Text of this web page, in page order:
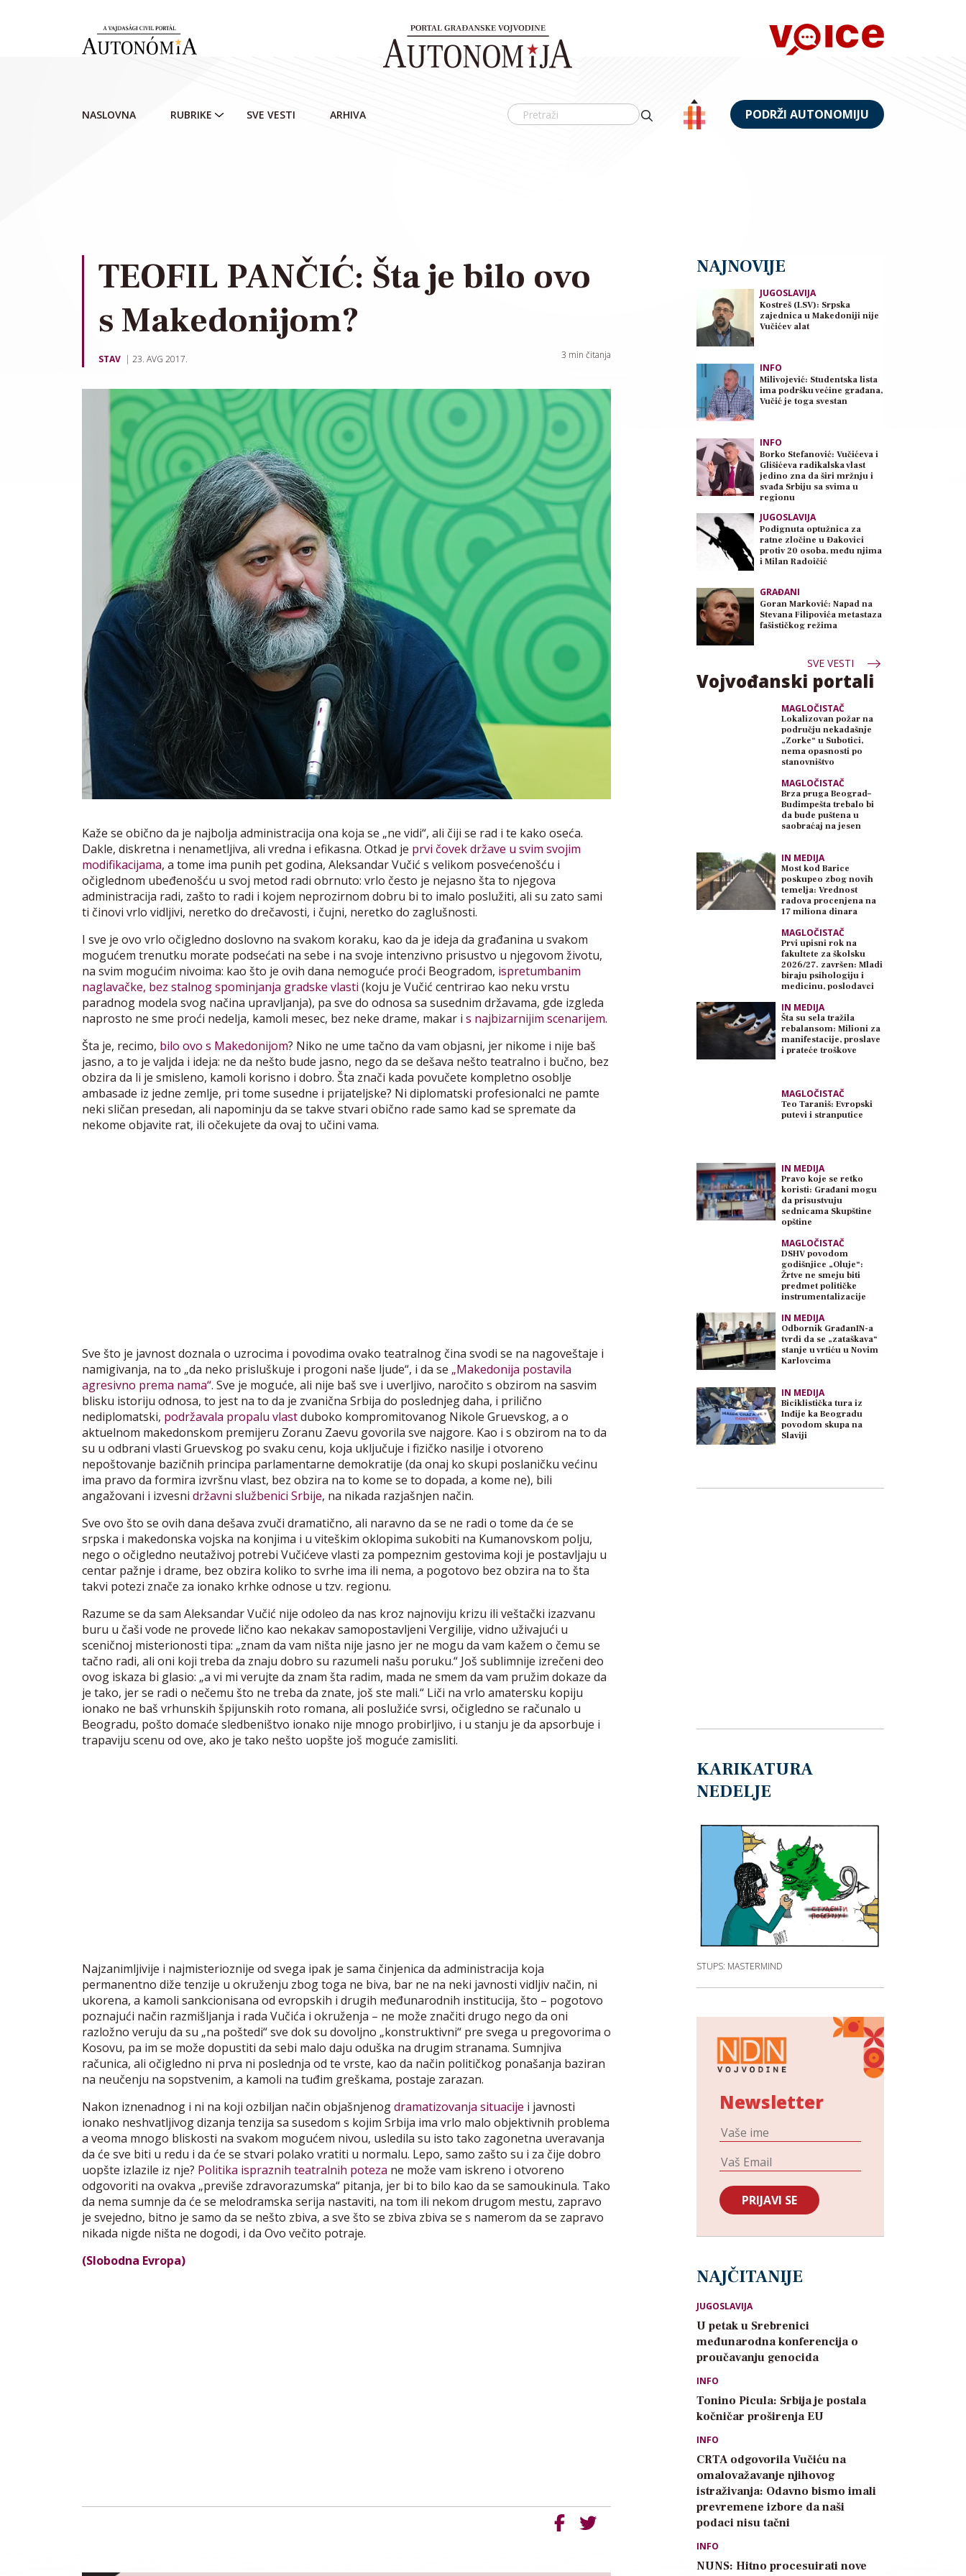
NASLOVNA RUBRIKE SVE VESTI ARHIVA PODRŽI AUTONOMIJU
TEOFIL PANČIĆ: Šta je bilo ovo
s Makedonijom?
STAV 23. AVG 2017. 3 min čitanja
Kaže se obično da je najbolja administracija ona koja se „ne vidi“, ali čiji se rad i te kako oseća.
Dakle, diskretna i nenametljiva, ali vredna i efikasna. Otkad je prvi čovek države u svim svojim
modifikacijama, a tome ima punih pet godina, Aleksandar Vučić s velikom posvećenošću i
očiglednom ubeđenošću u svoj metod radi obrnuto: vrlo često je nejasno šta to njegova
administracija radi, zašto to radi i kojem neprozirnom dobru bi to imalo poslužiti, ali su zato sami
ti činovi vrlo vidljivi, neretko do drečavosti, i čujni, neretko do zaglušnosti.
I sve je ovo vrlo očigledno doslovno na svakom koraku, kao da je ideja da građanina u svakom
mogućem trenutku morate podsećati na sebe i na svoje intenzivno prisustvo u njegovom životu,
na svim mogućim nivoima: kao što je ovih dana nemoguće proći Beogradom, ispretumbanim
naglavačke, bez stalnog spominjanja gradske vlasti (koju je Vučić centrirao kao neku vrstu
paradnog modela svog načina upravljanja), pa sve do odnosa sa susednim državama, gde izgleda
naprosto ne sme proći nedelja, kamoli mesec, bez neke drame, makar i s najbizarnijim scenarijem.
Šta je, recimo, bilo ovo s Makedonijom? Niko ne ume tačno da vam objasni, jer nikome i nije baš
jasno, a to je valjda i ideja: ne da nešto bude jasno, nego da se dešava nešto teatralno i bučno, bez
obzira da li je smisleno, kamoli korisno i dobro. Šta znači kada povučete kompletno osoblje
ambasade iz jedne zemlje, pri tome susedne i prijateljske? Ni diplomatski profesionalci ne pamte
neki sličan presedan, ali napominju da se takve stvari obično rade samo kad se spremate da
nekome objavite rat, ili očekujete da ovaj to učini vama.
Sve što je javnost doznala o uzrocima i povodima ovako teatralnog čina svodi se na nagoveštaje i
namigivanja, na to „da neko prisluškuje i progoni naše ljude“, i da se „Makedonija postavila
agresivno prema nama“. Sve je moguće, ali nije baš sve i uverljivo, naročito s obzirom na sasvim
blisku istoriju odnosa, to jest na to da je zvanična Srbija do poslednjeg daha, i prilično
nediplomatski, podržavala propalu vlastduboko kompromitovanog Nikole Gruevskog, a o
aktuelnom makedonskom premijeru Zoranu Zaevu govorila sve najgore. Kao i s obzirom na to da
su u odbrani vlasti Gruevskog po svaku cenu, koja uključuje i fizičko nasilje i otvoreno
nepoštovanje bazičnih principa parlamentarne demokratije (da onaj ko skupi poslaničku većinu
ima pravo da formira izvršnu vlast, bez obzira na to kome se to dopada, a kome ne), bili
angažovani i izvesni državni službenici Srbije, na nikada razjašnjen način.
Sve ovo što se ovih dana dešava zvuči dramatično, ali naravno da se ne radi o tome da će se
srpska i makedonska vojska na konjima i u viteškim oklopima sukobiti na Kumanovskom polju,
nego o očigledno neutaživoj potrebi Vučićeve vlasti za pompeznim gestovima koji je postavljaju u
centar pažnje i drame, bez obzira koliko to svrhe ima ili nema, a pogotovo bez obzira na to šta
takvi potezi znače za ionako krhke odnose u tzv. regionu.
Razume se da sam Aleksandar Vučić nije odoleo da nas kroz najnoviju krizu ili veštački izazvanu
buru u čaši vode ne provede lično kao nekakav samopostavljeni Vergilije, vidno uživajući u
sceničnoj misterionosti tipa: „znam da vam ništa nije jasno jer ne mogu da vam kažem o čemu se
tačno radi, ali oni koji treba da znaju dobro su razumeli našu poruku.“ Još sublimnije izrečeni deo
ovog iskaza bi glasio: „a vi mi verujte da znam šta radim, mada ne smem da vam pružim dokaze da
je tako, jer se radi o nečemu što ne treba da znate, još ste mali.“ Liči na vrlo amatersku kopiju
ionako ne baš vrhunskih špijunskih roto romana, ali poslužiće svrsi, očigledno se računalo u
Beogradu, pošto domaće sledbeništvo ionako nije mnogo probirljivo, i u stanju je da apsorbuje i
trapaviju scenu od ove, ako je tako nešto uopšte još moguće zamisliti.
Najzanimljivije i najmisterioznije od svega ipak je sama činjenica da administracija koja
permanentno diže tenzije u okruženju zbog toga ne biva, bar ne na neki javnosti vidljiv način, ni
ukorena, a kamoli sankcionisana od evropskih i drugih međunarodnih institucija, što – pogotovo
poznajući način razmišljanja i rada Vučića i okruženja – ne može značiti drugo nego da oni
razložno veruju da su „na poštedi“ sve dok su dovoljno „konstruktivni“ pre svega u pregovorima o
Kosovu, pa im se može dopustiti da sebi malo daju oduška na drugim stranama. Sumnjiva
računica, ali očigledno ni prva ni poslednja od te vrste, kao da način političkog ponašanja baziran
na neučenju na sopstvenim, a kamoli na tuđim greškama, postaje zarazan.
Nakon iznenadnog i ni na koji ozbiljan način objašnjenogdramatizovanja situacije i javnosti
ionako neshvatljivog dizanja tenzija sa susedom s kojim Srbija ima vrlo malo objektivnih problema
a veoma mnogo bliskosti na svakom mogućem nivou, usledila su isto tako zagonetna uveravanja
da će sve biti u redu i da će se stvari polako vratiti u normalu. Lepo, samo zašto su i za čije dobro
uopšte izlazile iz nje? Politika ispraznih teatralnih poteza ne može vam iskreno i otvoreno
odgovoriti na ovakva „previše zdravorazumska“ pitanja, jer bi to bilo kao da se samoukinula. Tako
da nema sumnje da će se melodramska serija nastaviti, na tom ili nekom drugom mestu, zapravo
je svejedno, bitno je samo da se nešto zbiva, a sve što se zbiva zbiva se s namerom da se zapravo
nikada nigde ništa ne dogodi, i da Ovo večito potraje.
(Slobodna Evropa)
NAJNOVIJE
JUGOSLAVIJA
Kostreš (LSV): Srpska
zajednica u Makedoniji nije
Vučićev alat
INFO
Milivojević: Studentska lista
ima podršku većine građana,
Vučić je toga svestan
INFO
Borko Stefanović: Vučićeva i
Glišićeva radikalska vlast
jedino zna da širi mržnju i
svađa Srbiju sa svima u
regionu
JUGOSLAVIJA
Podignuta optužnica za
ratne zločine u Đakovici
protiv 20 osoba, među njima
i Milan Radoičić
GRAĐANI
Goran Marković: Napad na
Stevana Filipovića metastaza
fašističkog režima
SVE VESTI
Vojvođanski portali
MAGLOČISTAČ
Lokalizovan požar na
području nekadašnje
„Zorke“ u Subotici,
nema opasnosti po
stanovništvo
MAGLOČISTAČ
Brza pruga Beograd–
Budimpešta trebalo bi
da bude puštena u
saobraćaj na jesen
IN MEDIJA
Most kod Barice
poskupeo zbog novih
temelja: Vrednost
radova procenjena na
17 miliona dinara
MAGLOČISTAČ
Prvi upisni rok na
fakultete za školsku
2026/27. završen: Mladi
biraju psihologiju i
medicinu, poslodavci
IN MEDIJA
Šta su sela tražila
rebalansom: Milioni za
manifestacije, proslave
i prateće troškove
MAGLOČISTAČ
Teo Taraniš: Evropski
putevi i stranputice
IN MEDIJA
Pravo koje se retko
koristi: Građani mogu
da prisustvuju
sednicama Skupštine
opštine
MAGLOČISTAČ
DSHV povodom
godišnjice „Oluje“:
Žrtve ne smeju biti
predmet političke
instrumentalizacije
IN MEDIJA
Odbornik GrađanIN-a
tvrdi da se „zataškava“
stanje u vrtiću u Novim
Karlovcima
IN MEDIJA
Biciklistička tura iz
Inđije ka Beogradu
povodom skupa na
Slaviji
KARIKATURA
NEDELJE
STUPS: MASTERMIND
Newsletter
NAJČITANIJE
JUGOSLAVIJA
U petak u Srebrenici
međunarodna konferencija o
proučavanju genocida
INFO
Tonino Picula: Srbija je postala
kočničar proširenja EU
INFO
CRTA odgovorila Vučiću na
omalovažavanje njihovog
istraživanja: Odavno bismo imali
prevremene izbore da naši
podaci nisu tačni
INFO
NUNS: Hitno procesuirati nove